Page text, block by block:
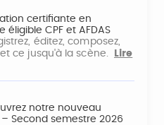
certifiante en
éligible CPF et AFDAS
éditez, composez,
ce jusqu'à la scène.
Lire
notre nouveau
Second semestre 2026